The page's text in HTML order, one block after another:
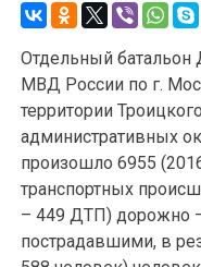
Отдельный
МВД России по г.
территории
административных
произошло 6955
транспортных
– 449 ДТП) дорожно
пострадавшими, в